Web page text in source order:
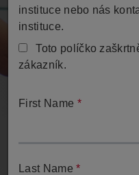
instituce nebo nás
instituce.
Toto políčko
zákazník.
First Name *
Last Name*